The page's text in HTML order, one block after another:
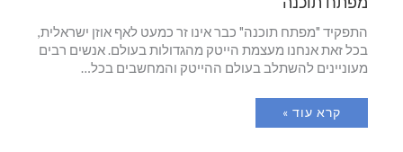
התפקיד "מפתח תוכנה" כבר אינו זר כמעט לאף אוזן ישראלית,
בכל זאת אנחנו מעצמת הייטק מהגדולות בעולם. אנשים רבים
מעוניינים להשתלב בעולם ההייטק והמחשבים בכל…
קרא עוד »